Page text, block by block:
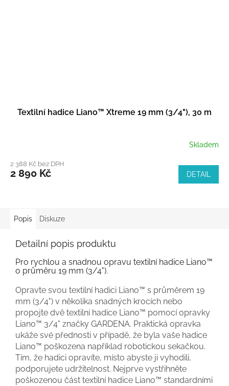
Textilní hadice Liano™ Xtreme 19 mm (3/4"), 30 m
Skladem
2 388 Kč bez DPH
2 890 Kč DETAIL
Popis Diskuze
Detailní popis produktu
Pro rychlou a snadnou opravu textilní hadice Liano™
o průměru 19 mm (3/4").
Opravte svou textilní hadici Liano™ s průměrem 19
mm (3/4") v několika snadných krocích nebo
propojte dvě textilní hadice Liano™ pomocí opravky
Liano™ 3/4" značky GARDENA. Praktická opravka
ukáže své přednosti v případě, že byla vaše hadice
Liano™ poškozena například robotickou sekačkou.
Tím, že hadici opravíte, místo abyste ji vyhodili,
podporujete udržitelnost. Nejprve vystřihněte
poškozenou část textilní hadice Liano™ standardními